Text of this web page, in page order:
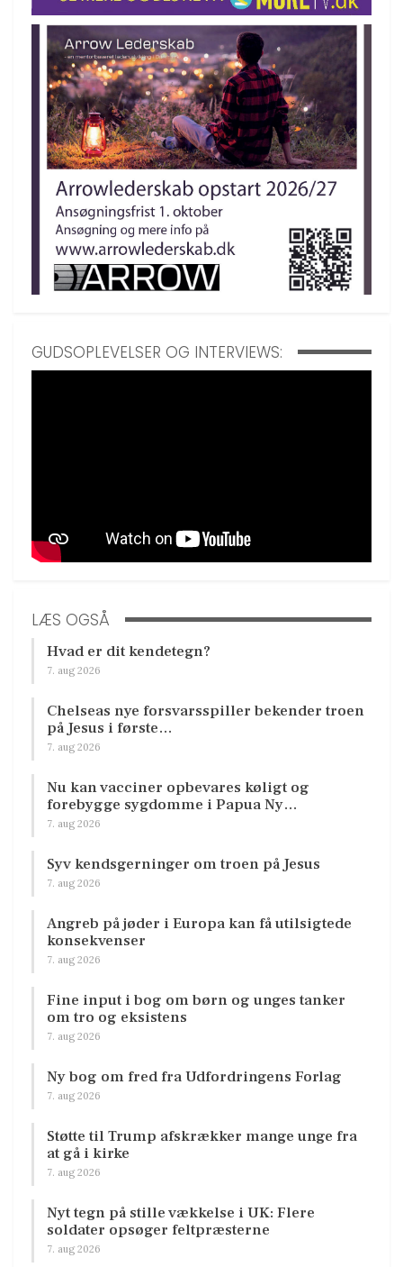
GUDSOPLEVELSER OG INTERVIEWS:
LÆS OGSÅ
Hvad er dit kendetegn?
7. aug 2026
Chelseas nye forsvarsspiller bekender troen
på Jesus i første…
7. aug 2026
Nu kan vacciner opbevares køligt og
forebygge sygdomme i Papua Ny…
7. aug 2026
Syv kendsgerninger om troen på Jesus
7. aug 2026
Angreb på jøder i Europa kan få utilsigtede
konsekvenser
7. aug 2026
Fine input i bog om børn og unges tanker
om tro og eksistens
7. aug 2026
Ny bog om fred fra Udfordringens Forlag
7. aug 2026
Støtte til Trump afskrækker mange unge fra
at gå i kirke
7. aug 2026
Nyt tegn på stille vækkelse i UK: Flere
soldater opsøger feltpræsterne
7. aug 2026